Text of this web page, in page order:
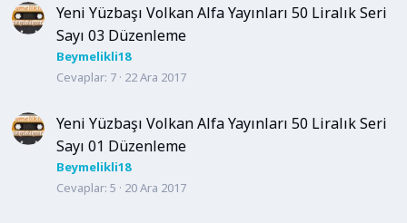
Yeni Yüzbaşı Volkan Alfa Yayınları 50 Liralık Seri
Sayı 03 Düzenleme
Beymelikli18
Cevaplar 7 22 Ara 2017
Yeni Yüzbaşı Volkan Alfa Yayınları 50 Liralık Seri
Sayı 01 Düzenleme
Beymelikli18
Cevaplar 5 20 Ara 2017